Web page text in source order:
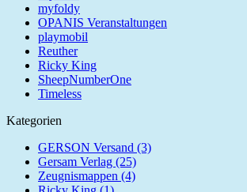
myfoldy
OPANIS Veranstaltungen
playmobil
Reuther
Ricky King
SheepNumberOne
Timeless
Kategorien
GERSON Versand (3)
Gersam Verlag (25)
Zeugnismappen (4)